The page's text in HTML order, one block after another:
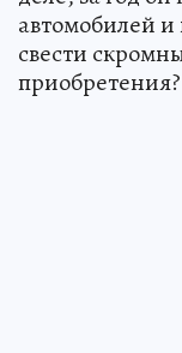
автомобилей
свести
приобретения?